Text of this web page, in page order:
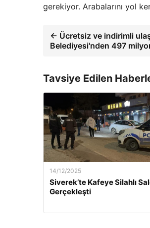
gerekiyor. Arabalarını yol
← Ücretsiz ve indirimli
Belediyesi'nden 497
Tavsiye Edilen
14/12/2025
Siverek’te Kafeye Silahlı
Gerçekleşti